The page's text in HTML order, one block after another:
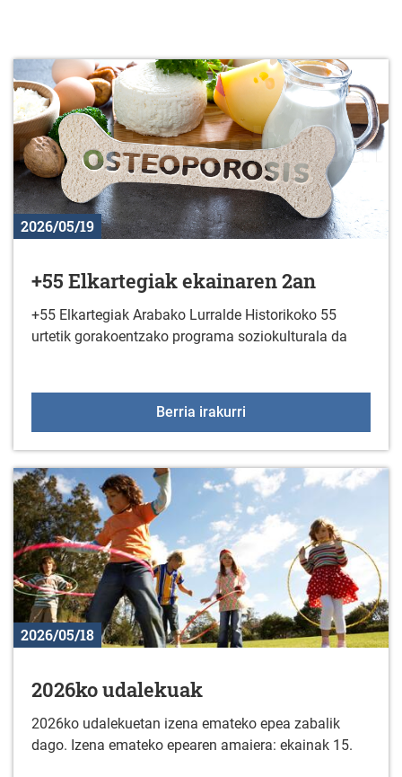
2026/05/19
+55 Elkartegiak ekainaren 2an
+55 Elkartegiak Arabako Lurralde Historikoko 55
urtetik gorakoentzako programa soziokulturala da
Berria irakurri
2026/05/18
2026ko udalekuak
2026ko udalekuetan izena emateko epea zabalik
dago. Izena emateko epearen amaiera: ekainak 15.